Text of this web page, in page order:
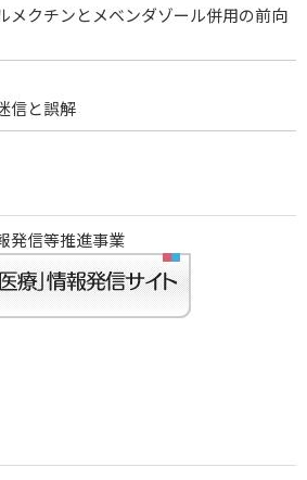
メクチンとメベンダゾール併用の前向
信と誤解
発信等推進事業